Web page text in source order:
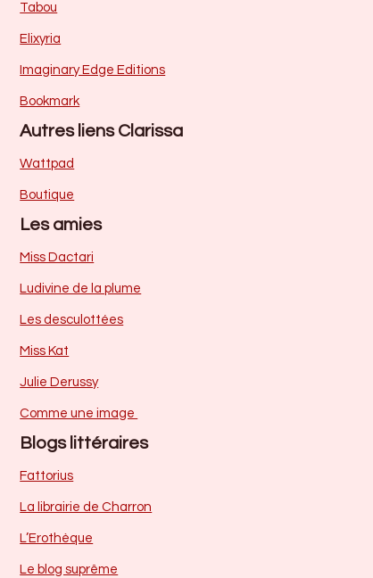
Tabou
Elixyria
Imaginary Edge Editions
Bookmark
Autres liens Clarissa
Wattpad
Boutique
Les amies
Miss Dactari
Ludivine de la plume
Les desculottées
Miss Kat
Julie Derussy
Comme une image
Blogs littéraires
Fattorius
La librairie de Charron
L’Erothèque
Le blog suprême